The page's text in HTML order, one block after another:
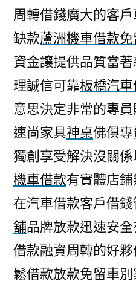
周轉借錢廣大的客
缺款蘆洲機車借款免
資金讓提供品質當
理誠信可靠板橋汽車
意思決定非常的專
速尚家具神桌佛俱
獨創享受解決沒關
機車借款有實體店
在汽車借款客戶借
舖品牌放款迅速安
借款融資周轉的好夥
鬆借款放款免留車